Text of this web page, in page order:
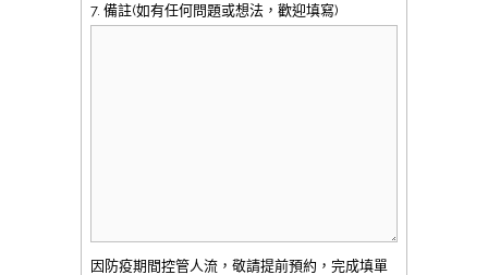
7. 備註(如有任何問題或想法，歡迎填寫)
因防疫期間控管人流，敬請提前預約，完成填單